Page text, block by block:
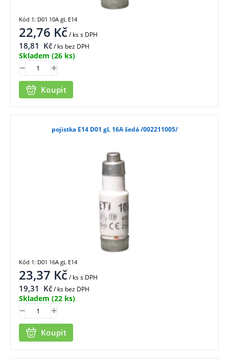
22,76 Kč/ kss DPH
18,81 Kč/ ks bez DPH
Skladem (26 ks)
Koupit
Kód 1: D01 10A gL E14
pojistka E14 D01 gL 16A šedá /002211005/
23,37 Kč/ kss DPH
19,31 Kč/ ks bez DPH
Skladem (22 ks)
Koupit
Kód 1: D01 16A gL E14